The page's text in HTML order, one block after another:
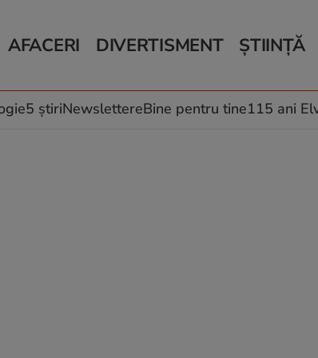
AFACERI
Auto
Locuri de muncă
DIVERTISMENT
Horoscop
Muzică și Filme
ȘTIINȚĂ
Schimbări
5 știriNewslettereBine pentru tine115 ani